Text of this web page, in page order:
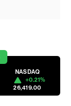
NASDAQ
+0.21%
26,419.00